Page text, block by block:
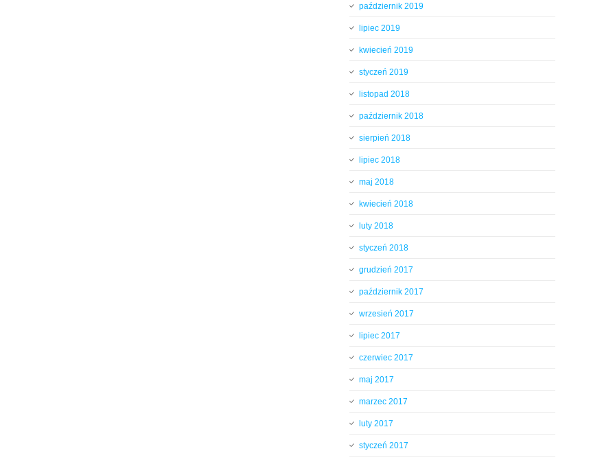
październik 2019
lipiec 2019
kwiecień 2019
styczeń 2019
listopad 2018
październik 2018
sierpień 2018
lipiec 2018
maj 2018
kwiecień 2018
luty 2018
styczeń 2018
grudzień 2017
październik 2017
wrzesień 2017
lipiec 2017
czerwiec 2017
maj 2017
marzec 2017
luty 2017
styczeń 2017